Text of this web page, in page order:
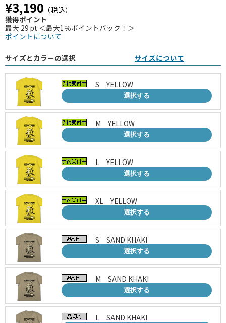
¥3,190 （税込）
獲得ポイント
最大 29 pt ＜最大1％ポイントバック！＞
ポイントについて
サイズとカラーの選択 サイズについて
S YELLOW
選択する
M YELLOW
選択する
L YELLOW
選択する
XL YELLOW
選択する
S SAND KHAKI
選択する
M SAND KHAKI
選択する
L SAND KHAKI